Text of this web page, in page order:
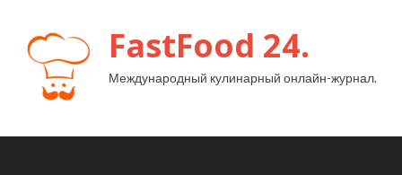
FastFood 24.
Международный кулинарный онлайн-журнал.